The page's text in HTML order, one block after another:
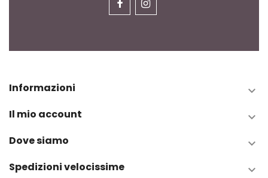
Informazioni 
Il mio account 
Dove siamo 
Spedizioni velocissime 